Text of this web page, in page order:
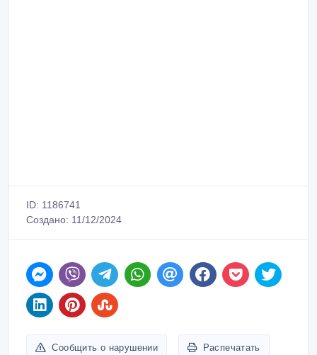
ID: 1186741
Создано: 11/12/2024
Сообщить о нарушении Распечатать